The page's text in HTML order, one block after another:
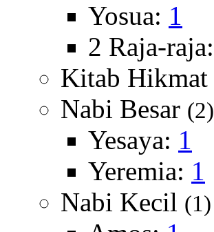
Yosua: 1
2 Raja-raja:
Kitab Hikmat
Nabi Besar (2)
Yesaya: 1
Yeremia: 1
Nabi Kecil (1)